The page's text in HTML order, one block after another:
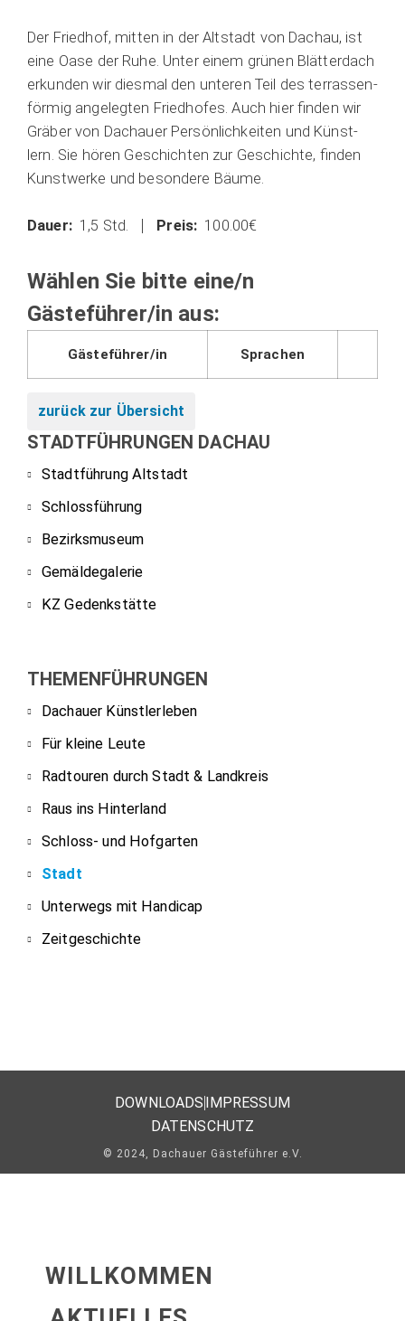
Der Fried­hof, mit­ten in der Alt­stadt von Dach­au, ist
eine Oase der Ruhe. Unter einem grü­nen Blät­ter­dach
erkun­den wir dies­mal den unte­ren Teil des ter­ras­sen­
för­mig ange­leg­ten Fried­ho­fes. Auch hier fin­den wir
Grä­ber von Dach­au­er Per­sön­lich­kei­ten und Künst­
lern. Sie hören Geschich­ten zur Geschich­te, fin­den
Kunst­wer­ke und beson­de­re Bäu­me.
1,5 Std. 100.00€
Wählen Sie bitte eine/n
Gästeführer/in aus:
Gästeführer/in Sprachen
zurück zur Übersicht
STADTFÜHRUNGEN DACHAU
Stadtführung Altstadt
Schlossführung
Bezirksmuseum
Gemäldegalerie
KZ Gedenkstätte
THEMENFÜHRUNGEN
Dachauer Künstlerleben
Für kleine Leute
Radtouren durch Stadt & Landkreis
Raus ins Hinterland
Schloss- und Hofgarten
Stadt
Unterwegs mit Handicap
Zeitgeschichte
DOWNLOADS IMPRESSUM
DATENSCHUTZ
© 2024, Dachauer Gästeführer e.V.
WILLKOMMEN